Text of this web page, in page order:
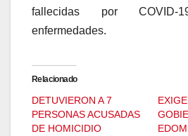
fallecidas por
enfermedades.
Relacionado
DETUVIERON A 7
PERSONAS ACUSADAS
DE HOMICIDIO